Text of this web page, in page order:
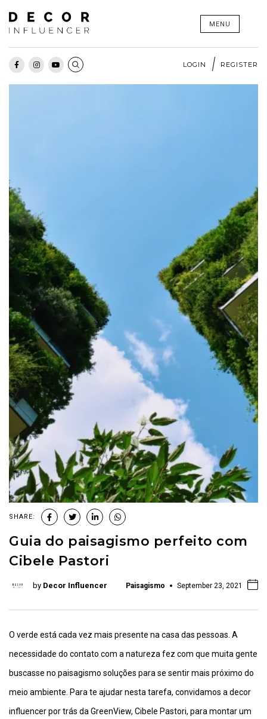
Skip
content
MENU
LOGIN REGISTER
SHARE:
Guia do paisagismo perfeito com
Cibele Pastori
by Decor Influencer Paisagismo September 23, 2021
O verde está cada vez mais presente na casa das pessoas. A
necessidade do contato com a natureza fez com que muita gente
buscasse no paisagismo soluções para se sentir mais próximo do
meio ambiente. Para te ajudar nesta tarefa, convidamos a decor
influencer por trás da GreenView, Cibele Pastori, para montar um